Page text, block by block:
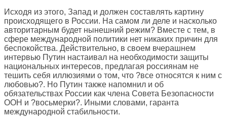
Исходя из этого, Запад и должен составлять картину
происходящего в России. На самом ли деле и насколько
авторитарным будет нынешний режим? Вместе с тем, в
сфере международной политики нет никаких причин для
беспокойства. Действительно, в своем вчерашнем
интервью Путин настаивал на необходимости защиты
национальных интересов, предлагая россиянам не
тешить себя иллюзиями о том, что ?все относятся к ним с
любовью?. Но Путин также напомнил и об
обязательствах России как члена Совета Безопасности
ООН и ?восьмерки?. Иными словами, гаранта
международной стабильности.